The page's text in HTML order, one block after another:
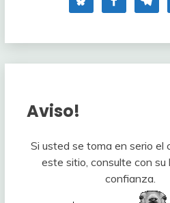
Aviso!
Si usted se toma en serio el
este sitio, consulte con su
confianza.